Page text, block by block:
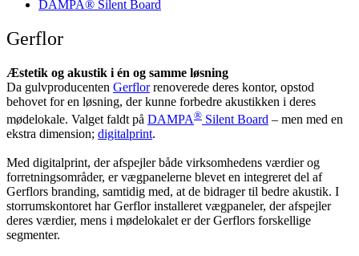
DAMPA® Silent Board
Gerflor
Æstetik og akustik i én og samme løsning
Da gulvproducenten Gerflorrenoverede deres kontor, opstod
behovet for en løsning, der kunne forbedre akustikken i deres
mødelokale. Valget faldt på DAMPA® Silent Board – men med en
ekstra dimension; digitalprint.
Med digitalprint, der afspejler både virksomhedens værdier og
forretningsområder, er vægpanelerne blevet en integreret del af
Gerflors branding, samtidig med, at de bidrager til bedre akustik. I
storrumskontoret har Gerflor installeret vægpaneler, der afspejler
deres værdier, mens i mødelokalet er der Gerflors forskellige
segmenter.